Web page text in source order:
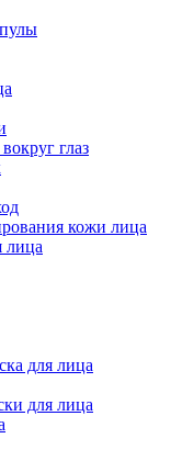
глаз
кожи лица
лица
для лица
для лица